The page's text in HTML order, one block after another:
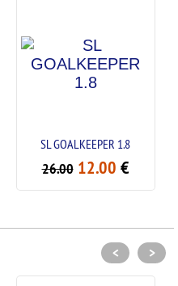
SL GOALKEEPER 1.8
12.00€
< >